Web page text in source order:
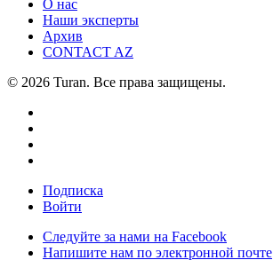
О нас
Наши эксперты
Архив
CONTACT AZ
© 2026 Turan. Все права защищены.
Подписка
Войти
Следуйте за нами на Facebook
Напишите нам по электронной почте